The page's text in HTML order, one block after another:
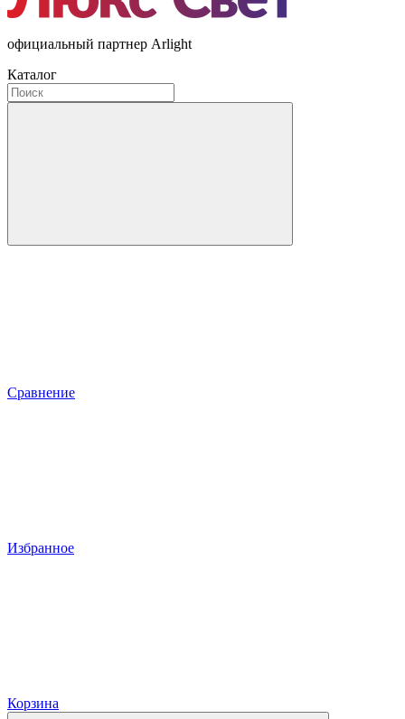
официальный партнер Arlight
Каталог
Сравнение
Избранное
Корзина